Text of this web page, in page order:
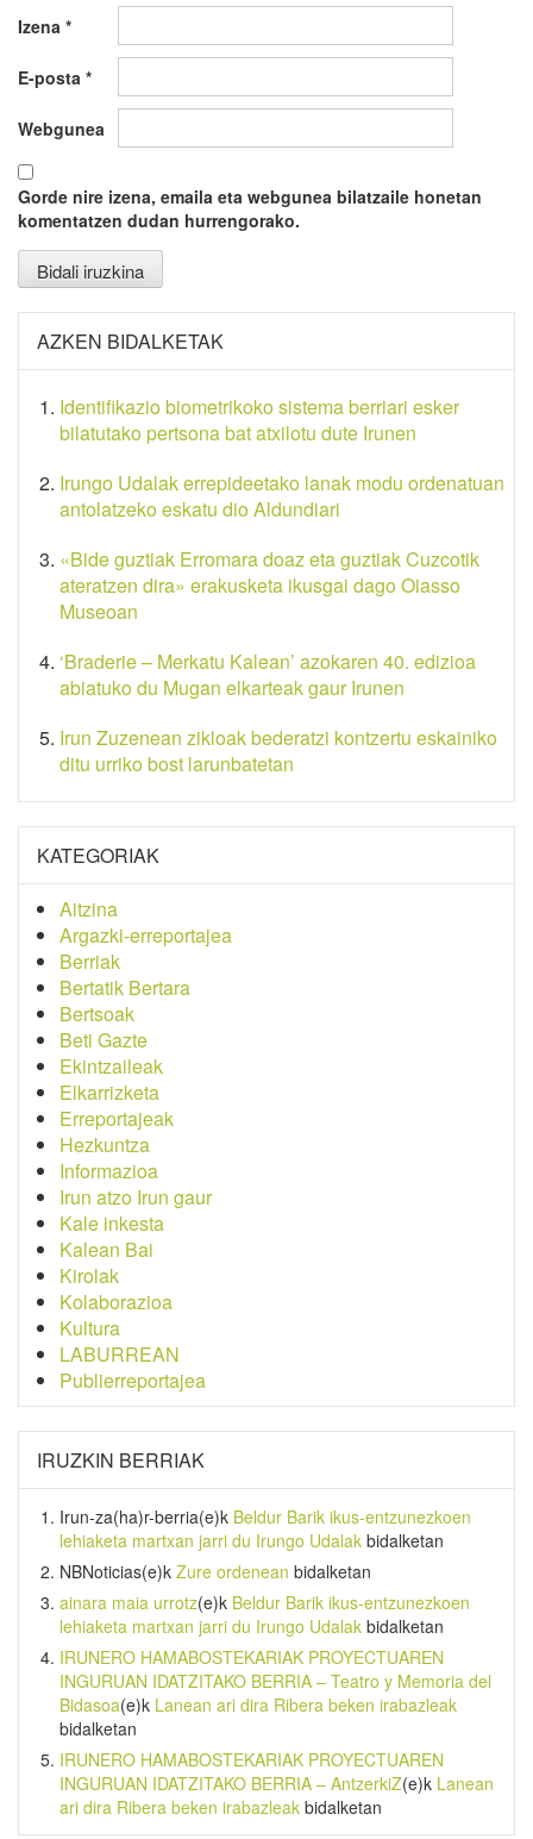
Izena *
E-posta *
Webgunea
Gorde nire izena, emaila eta webgunea bilatzaile honetan
komentatzen dudan hurrengorako.
AZKEN BIDALKETAK
Identifikazio biometrikoko sistema berriari esker
bilatutako pertsona bat atxilotu dute Irunen
Irungo Udalak errepideetako lanak modu ordenatuan
antolatzeko eskatu dio Aldundiari
«Bide guztiak Erromara doaz eta guztiak Cuzcotik
ateratzen dira» erakusketa ikusgai dago Oiasso
Museoan
‘Braderie – Merkatu Kalean’ azokaren 40. edizioa
abiatuko du Mugan elkarteak gaur Irunen
Irun Zuzenean zikloak bederatzi kontzertu eskainiko
ditu urriko bost larunbatetan
KATEGORIAK
Aitzina
Argazki-erreportajea
Berriak
Bertatik Bertara
Bertsoak
Beti Gazte
Ekintzaileak
Elkarrizketa
Erreportajeak
Hezkuntza
Informazioa
Irun atzo Irun gaur
Kale inkesta
Kalean Bai
Kirolak
Kolaborazioa
Kultura
LABURREAN
Publierreportajea
IRUZKIN BERRIAK
Irun-za(ha)r-berria(e)k Beldur Barik ikus-entzunezkoen
lehiaketa martxan jarri du Irungo Udalak bidalketan
NBNoticias(e)k Zure ordenean bidalketan
ainara maia urrotz(e)k Beldur Barik ikus-entzunezkoen
lehiaketa martxan jarri du Irungo Udalak bidalketan
IRUNERO HAMABOSTEKARIAK PROYECTUAREN
INGURUAN IDATZITAKO BERRIA – Teatro y Memoria del
Bidasoa(e)k Lanean ari dira Ribera beken irabazleak
bidalketan
IRUNERO HAMABOSTEKARIAK PROYECTUAREN
INGURUAN IDATZITAKO BERRIA – AntzerkiZ(e)k Lanean
ari dira Ribera beken irabazleak bidalketan